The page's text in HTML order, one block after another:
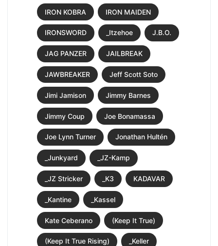
IRON KOBRA IRON MAIDEN
IRONSWORD _Itzehoe J.B.O.
JAG PANZER JAILBREAK
JAWBREAKER Jeff Scott Soto
Jimi Jamison Jimmy Barnes
Jimmy Coup Joe Bonamassa
Joe Lynn Turner Jonathan Hultén
_Junkyard _JZ-Kamp
_JZ Stricker _K3 KADAVAR
_Kantine _Kassel
Kate Ceberano (Keep It True)
(Keep It True Rising) _Keller